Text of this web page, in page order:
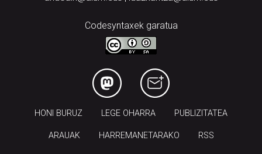
Codesyntaxek garatua
HONI BURUZ LEGE OHARRA PUBLIZITATEA
ARAUAK HARREMANETARAKO RSS